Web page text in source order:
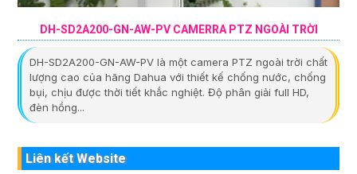
DH-SD2A200-GN-AW-PV CAMERRA PTZ NGOÀI TRỜI
DH-SD2A200-GN-AW-PV là một camera PTZ ngoài trời chất
lượng cao của hãng Dahua với thiết kế chống nước, chống
bụi, chịu được thời tiết khắc nghiệt. Độ phân giải full HD,
đèn hồng...
Liên kết Website